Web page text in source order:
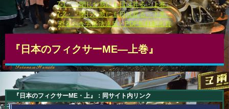
7-1・『閉じた窓にも日は昇る・上巻』
7-2・『閉じた窓にも日は昇る・下巻』
恐るべき労基法違反・PDF無料配布頁
『日本のフィクサーME―上巻』
『日本のフィクサーME・上』：同サイト内リンク